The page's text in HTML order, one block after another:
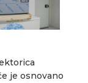
je osnovano